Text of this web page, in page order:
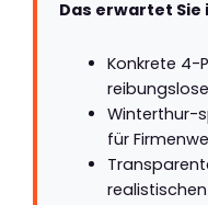
Das erwartet
Konkrete 4-
Winterthur-
für